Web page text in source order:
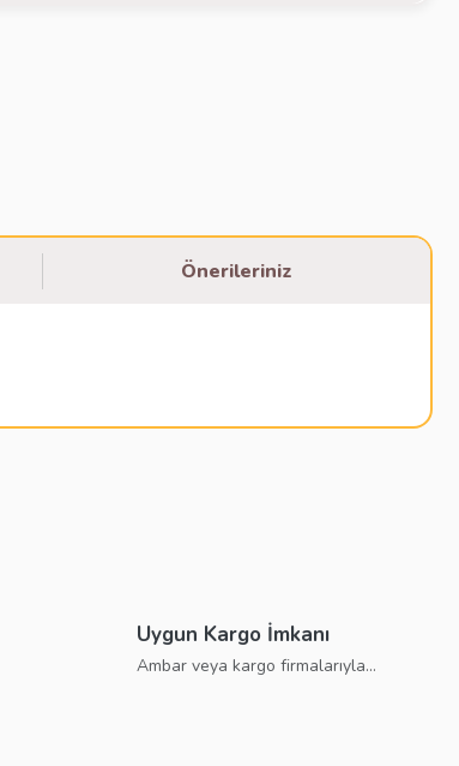
Önerileriniz
Uygun Kargo İmkanı
Ambar veya kargo firmalarıyla...